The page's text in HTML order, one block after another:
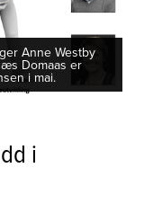
Anne Westby
Domaas er
i mai.
i